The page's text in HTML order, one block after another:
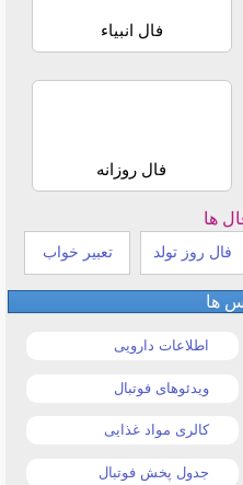
فال انبیاء
فال روزانه
ها
فال روز تولد تعبیر خواب
ها
اطلاعات دارویی
ویدئوهای فوتبال
کالری مواد غذایی
جدول پخش فوتبال